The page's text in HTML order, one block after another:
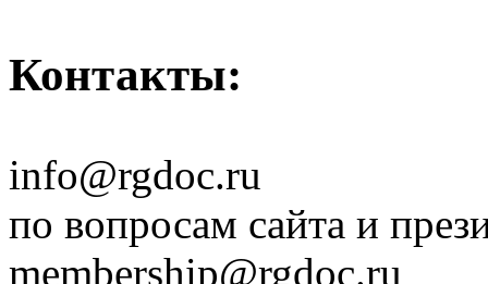
Контакты:
info@rgdoc.ru
по вопросам сайта и
membership@rgdoc.ru